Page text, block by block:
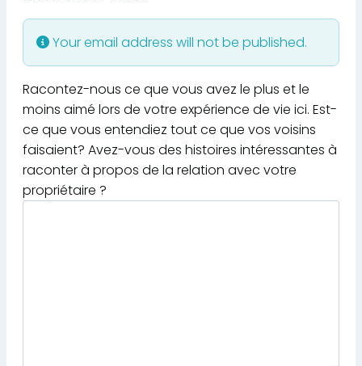
Your email address will not be published.
Racontez-nous ce que vous avez le plus et le
moins aimé lors de votre expérience de vie ici. Est-
ce que vous entendiez tout ce que vos voisins
faisaient? Avez-vous des histoires intéressantes à
raconter à propos de la relation avec votre
propriétaire ?